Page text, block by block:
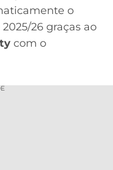
o
26 graças ao
com o